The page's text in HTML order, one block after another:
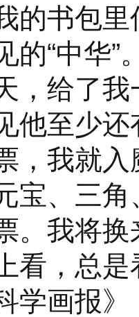
的书包
的“中华
，给了
他至少
，我就
宝、三
。我将
看，总
学画报